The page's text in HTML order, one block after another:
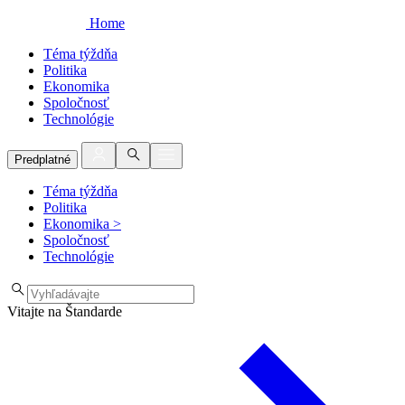
Home
Téma týždňa
Politika
Ekonomika
Spoločnosť
Technológie
Predplatné
Téma týždňa
Politika
Ekonomika >
Spoločnosť
Technológie
Vitajte na Štandarde